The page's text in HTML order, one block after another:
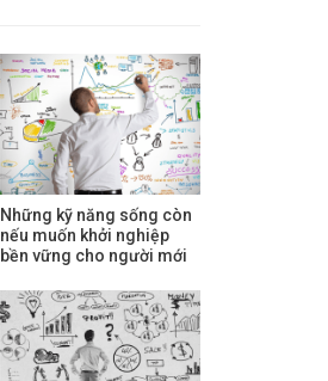
Những kỹ năng sống còn
nếu muốn khởi nghiệp
bền vững cho người mới